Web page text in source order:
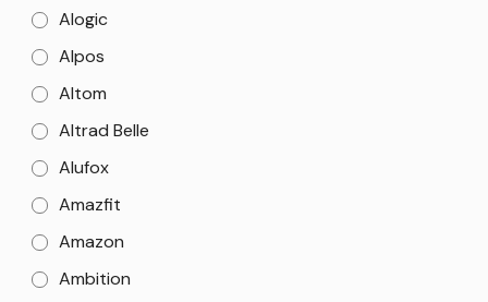
Alogic
Alpos
Altom
Altrad Belle
Alufox
Amazfit
Amazon
Ambition